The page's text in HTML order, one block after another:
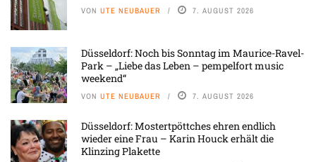
VON UTE NEUBAUER 7. AUGUST 2026
Düsseldorf: Noch bis Sonntag im Maurice-Ravel-
Park – „Liebe das Leben – pempelfort music
weekend“
VON UTE NEUBAUER 7. AUGUST 2026
Düsseldorf: Mostertpöttches ehren endlich
wieder eine Frau – Karin Houck erhält die
Klinzing Plakette